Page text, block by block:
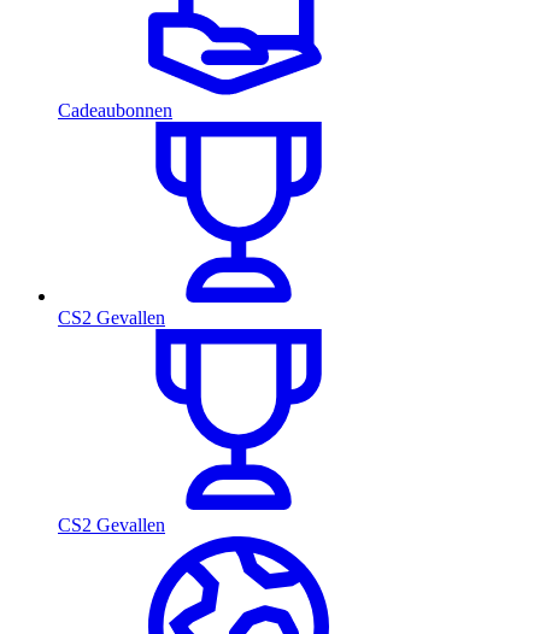
Cadeaubonnen
CS2 Gevallen
CS2 Gevallen